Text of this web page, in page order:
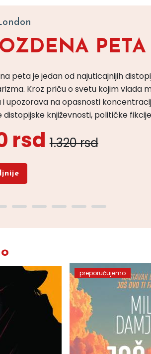
PETA
peta je jedan od najuticajnijih
Kroz priču o svetu kojim vlada
i upozorava na opasnosti
distopijske književnosti, političke
rsd 1.320 rsd
preporučujemo